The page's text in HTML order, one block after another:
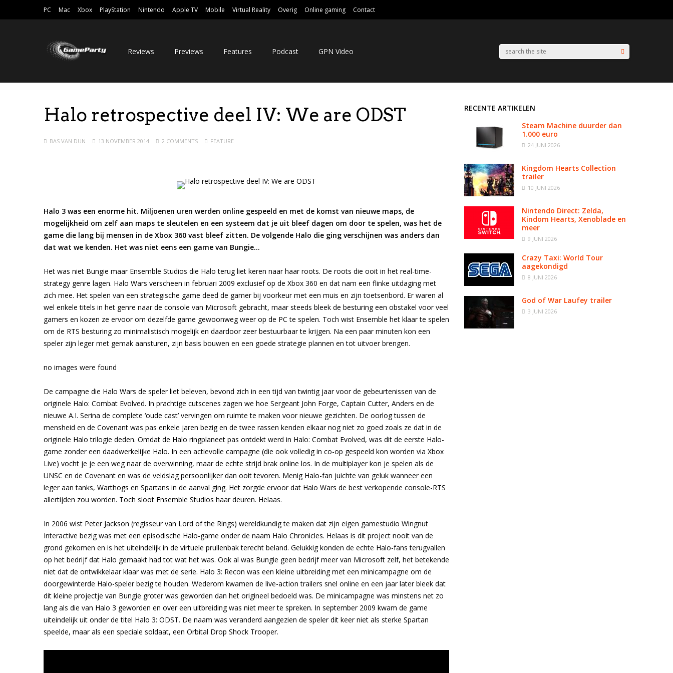
PC Mac Xbox PlayStation Nintendo Apple TV Mobile Virtual Reality Overig Online gaming Contact
Reviews Previews Features Podcast GPN Video
Halo retrospective deel IV: We are ODST
BAS VAN DUN 13 NOVEMBER 2014 2 COMMENTS FEATURE
Halo 3 was een enorme hit. Miljoenen uren werden online gespeeld en met de komst van nieuwe maps, de
mogelijkheid om zelf aan maps te sleutelen en een systeem dat je uit bleef dagen om door te spelen, was het de
game die lang bij mensen in de Xbox 360 vast bleef zitten. De volgende Halo die ging verschijnen was anders dan
dat wat we kenden. Het was niet eens een game van Bungie…
Het was niet Bungie maar Ensemble Studios die Halo terug liet keren naar haar roots. De roots die ooit in het real-time-
strategy genre lagen. Halo Wars verscheen in februari 2009 exclusief op de Xbox 360 en dat nam een flinke uitdaging met
zich mee. Het spelen van een strategische game deed de gamer bij voorkeur met een muis en zijn toetsenbord. Er waren al
wel enkele titels in het genre naar de console van Microsoft gebracht, maar steeds bleek de besturing een obstakel voor veel
gamers en kozen ze ervoor om dezelfde game gewoonweg weer op de PC te spelen. Toch wist Ensemble het klaar te spelen
om de RTS besturing zo minimalistisch mogelijk en daardoor zeer bestuurbaar te krijgen. Na een paar minuten kon een
speler zijn leger met gemak aansturen, zijn basis bouwen en een goede strategie plannen en tot uitvoer brengen.
no images were found
De campagne die Halo Wars de speler liet beleven, bevond zich in een tijd van twintig jaar voor de gebeurtenissen van de
originele Halo: Combat Evolved. In prachtige cutscenes zagen we hoe Sergeant John Forge, Captain Cutter, Anders en de
nieuwe A.I. Serina de complete ‘oude cast’ vervingen om ruimte te maken voor nieuwe gezichten. De oorlog tussen de
mensheid en de Covenant was pas enkele jaren bezig en de twee rassen kenden elkaar nog niet zo goed zoals ze dat in de
originele Halo trilogie deden. Omdat de Halo ringplaneet pas ontdekt werd in Halo: Combat Evolved, was dit de eerste Halo-
game zonder een daadwerkelijke Halo. In een actievolle campagne (die ook volledig in co-op gespeeld kon worden via Xbox
Live) vocht je je een weg naar de overwinning, maar de echte strijd brak online los. In de multiplayer kon je spelen als de
UNSC en de Covenant en was de veldslag persoonlijker dan ooit tevoren. Menig Halo-fan juichte van geluk wanneer een
leger aan tanks, Warthogs en Spartans in de aanval ging. Het zorgde ervoor dat Halo Wars de best verkopende console-RTS
allertijden zou worden. Toch sloot Ensemble Studios haar deuren. Helaas.
In 2006 wist Peter Jackson (regisseur van Lord of the Rings) wereldkundig te maken dat zijn eigen gamestudio Wingnut
Interactive bezig was met een episodische Halo-game onder de naam Halo Chronicles. Helaas is dit project nooit van de
grond gekomen en is het uiteindelijk in de virtuele prullenbak terecht beland. Gelukkig konden de echte Halo-fans terugvallen
op het bedrijf dat Halo gemaakt had tot wat het was. Ook al was Bungie geen bedrijf meer van Microsoft zelf, het betekende
niet dat de ontwikkelaar klaar was met de serie. Halo 3: Recon was een kleine uitbreiding met een minicampagne om de
doorgewinterde Halo-speler bezig te houden. Wederom kwamen de live-action trailers snel online en een jaar later bleek dat
dit kleine projectje van Bungie groter was geworden dan het origineel bedoeld was. De minicampagne was minstens net zo
lang als die van Halo 3 geworden en over een uitbreiding was niet meer te spreken. In september 2009 kwam de game
uiteindelijk uit onder de titel Halo 3: ODST. De naam was veranderd aangezien de speler dit keer niet als sterke Spartan
speelde, maar als een speciale soldaat, een Orbital Drop Shock Trooper.
RECENTE ARTIKELEN
Steam Machine duurder dan
1.000 euro
24 JUNI 2026
Kingdom Hearts Collection
trailer
10 JUNI 2026
Nintendo Direct: Zelda,
Kindom Hearts, Xenoblade en
meer
9 JUNI 2026
Crazy Taxi: World Tour
aagekondigd
8 JUNI 2026
God of War Laufey trailer
3 JUNI 2026